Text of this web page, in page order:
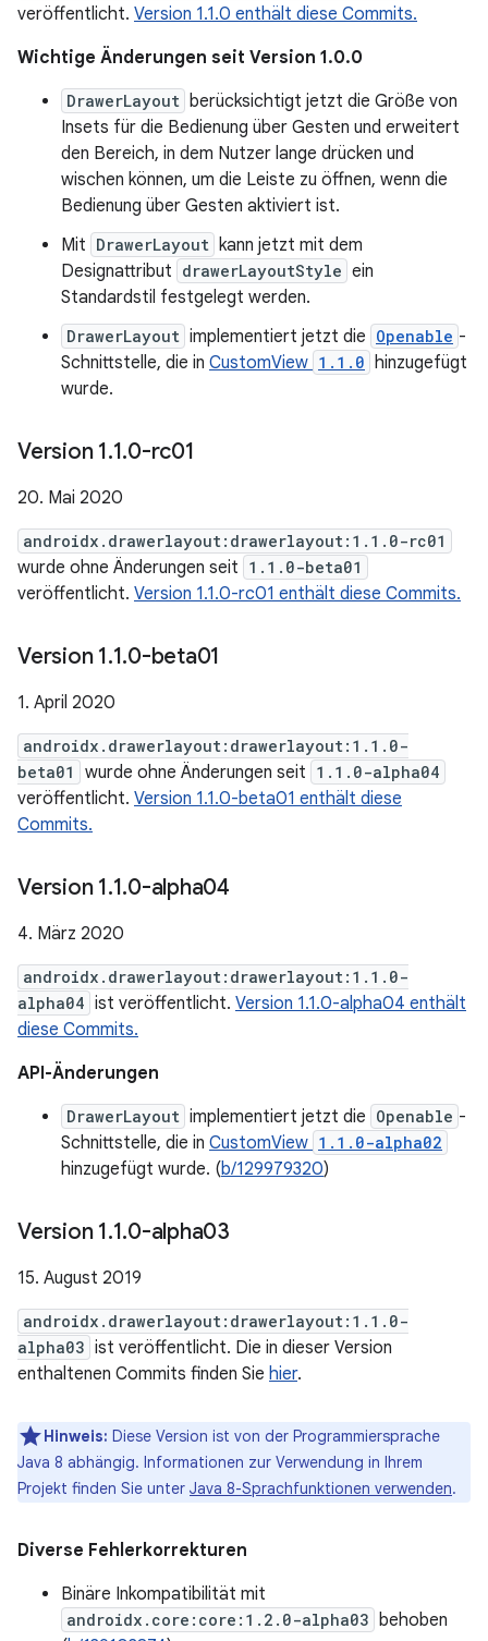
veröffentlicht. Version 1.1.0 enthält diese Commits.
Wichtige Änderungen seit Version 1.0.0
DrawerLayout berücksichtigt jetzt die Größe von
Insets für die Bedienung über Gesten und erweitert
den Bereich, in dem Nutzer lange drücken und
wischen können, um die Leiste zu öffnen, wenn die
Bedienung über Gesten aktiviert ist.
Mit DrawerLayout kann jetzt mit dem
Designattribut drawerLayoutStyle ein
Standardstil festgelegt werden.
DrawerLayout implementiert jetzt die Openable -
Schnittstelle, die in CustomView 1.1.0 hinzugefügt
wurde.
Version 1.1.0-rc01
20. Mai 2020
androidx.drawerlayout:drawerlayout:1.1.0-rc01
wurde ohne Änderungen seit 1.1.0-beta01
veröffentlicht. Version 1.1.0-rc01 enthält diese Commits.
Version 1.1.0-beta01
1. April 2020
androidx.drawerlayout:drawerlayout:1.1.0-
beta01
wurde ohne Änderungen seit 1.1.0-alpha04
veröffentlicht. Version 1.1.0-beta01 enthält diese
Commits.
Version 1.1.0-alpha04
4. März 2020
androidx.drawerlayout:drawerlayout:1.1.0-
alpha04 ist veröffentlicht. Version 1.1.0-alpha04 enthält
diese Commits.
API-Änderungen
DrawerLayout implementiert jetzt die Openable -
Schnittstelle, die in CustomView 1.1.0-alpha02
hinzugefügt wurde. (b/129979320)
Version 1.1.0-alpha03
15. August 2019
androidx.drawerlayout:drawerlayout:1.1.0-
alpha03 ist veröffentlicht. Die in dieser Version
enthaltenen Commits finden Sie hier.
Hinweis: Diese Version ist von der Programmiersprache
Java 8 abhängig. Informationen zur Verwendung in Ihrem
Projekt finden Sie unter Java 8-Sprachfunktionen verwenden.
Diverse Fehlerkorrekturen
Binäre Inkompatibilität mit
androidx.core:core:1.2.0-alpha03 behoben